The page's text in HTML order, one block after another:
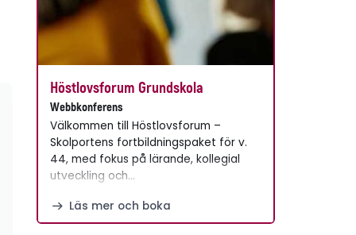
Höstlovsforum Grundskola
Webbkonferens
Välkommen till Höstlovsforum –
Skolportens fortbildningspaket för v.
44, med fokus på lärande, kollegial
utveckling och…
Läs mer och boka